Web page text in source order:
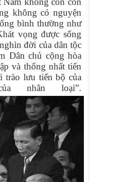
không có nguyện
bình thường như
vọng được sống
đời của dân tộc
Dân chủ cộng hòa
và thống nhất tiến
trào lưu tiến bộ của
nhân loại”.